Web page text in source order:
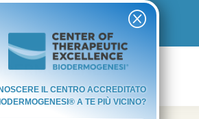
Q
IL CENTRO ACCREDITATO
A TE PIÙ VICINO?